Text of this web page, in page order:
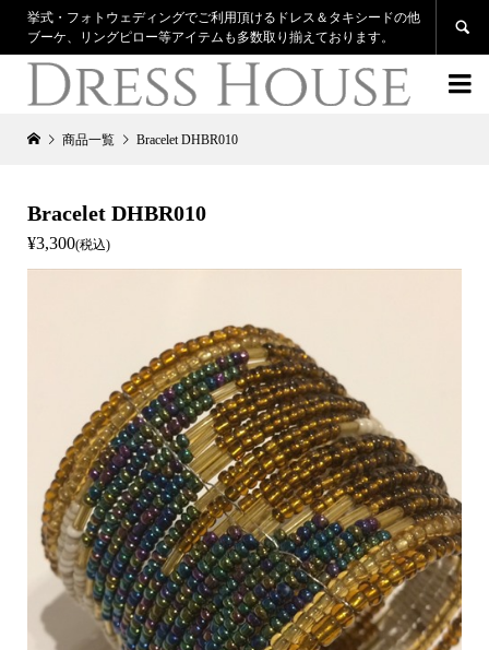
挙式・フォトウェディングでご利用頂けるドレス＆タキシードの他
ブーケ、リングピロー等アイテムも多数取り揃えております。


商品一覧 Bracelet DHBR010
Bracelet DHBR010
¥3,300(税込)